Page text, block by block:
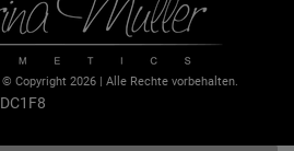
Copyright 2026 | Alle Rechte vorbehalten.